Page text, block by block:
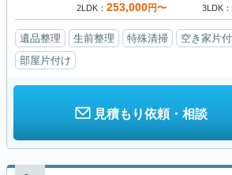
2LDK 253,000円〜 3LDK
遺品整理 生前整理 特殊清掃 空き家片
部屋片付け
見積もり依頼・相談